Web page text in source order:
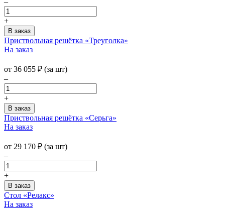
+
Приствольная решётка «Треуголка»
На заказ
от 36 055 ₽ (за шт)
–
+
Приствольная решётка «Серьга»
На заказ
от 29 170 ₽ (за шт)
–
+
Стол «Релакс»
На заказ